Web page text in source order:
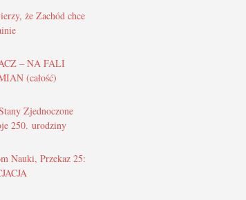
że Zachód chce
– NA FALI
(całość)
Zjednoczone
250. urodziny
Nauki, Przekaz 25: